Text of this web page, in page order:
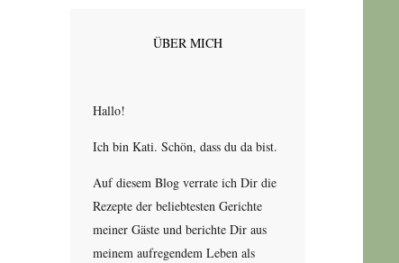
ÜBER MICH
Hallo!
Ich bin Kati. Schön, dass du da bist.
Auf diesem Blog verrate ich Dir die
Rezepte der beliebtesten Gerichte
meiner Gäste und berichte Dir aus
meinem aufregendem Leben als